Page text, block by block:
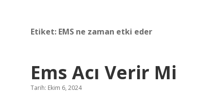
Etiket: EMS ne zaman etki eder
Ems Acı Verir Mi
Tarih: Ekim 6, 2024